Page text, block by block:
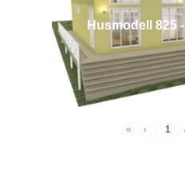
Husmodell 825
« ‹